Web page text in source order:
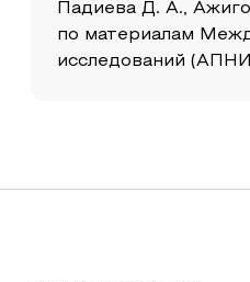
Падиева Д. А.,
по материалам
исследований